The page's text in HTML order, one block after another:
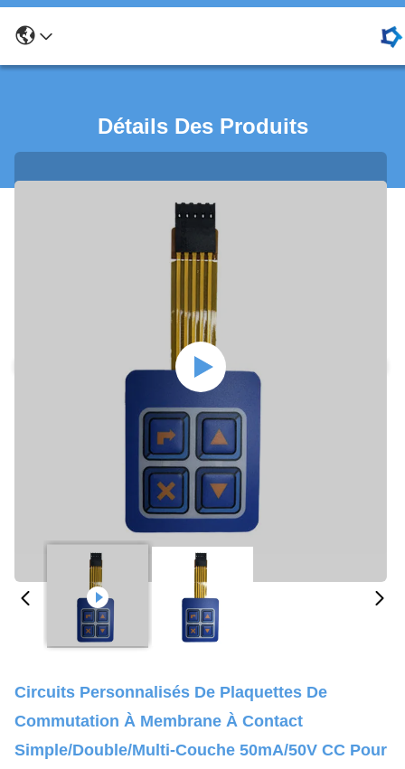
Détails Des Produits
Circuits Personnalisés De Plaquettes De
Commutation À Membrane À Contact
Simple/double/multi-Couche 50mA/50V CC Pour